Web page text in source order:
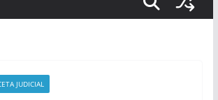
JUDICIAL